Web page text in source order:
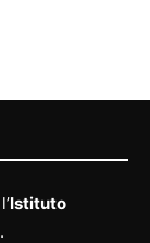
Istituto
.